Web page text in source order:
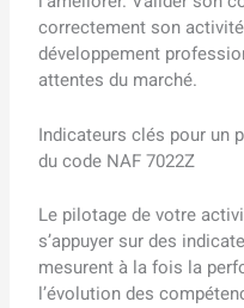
correctement son
développement
attentes du marché.
Indicateurs clés pour un
du code NAF 7022Z
Le pilotage de votre
s’appuyer sur des
mesurent à la fois la
l’évolution des